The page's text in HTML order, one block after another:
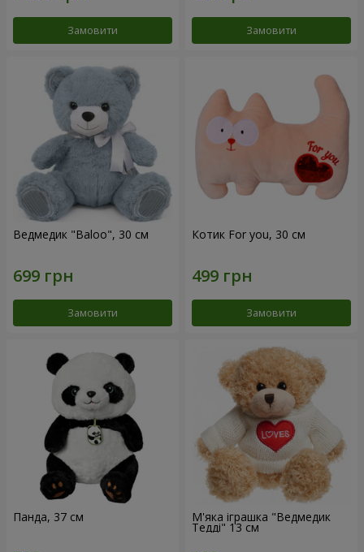
Замовити Замовити
Ведмедик "Baloo", 30 см
Замовити
Котик For you, 30 см
Замовити
Панда, 37 см М'яка іграшка "Ведмедик
Тедді" 13 см